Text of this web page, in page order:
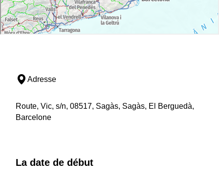
Adresse
Route, Vic, s/n, 08517, Sagàs, Sagàs, El Berguedà,
Barcelone
La date de début